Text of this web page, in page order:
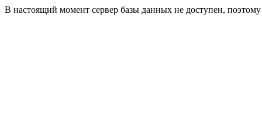
В настоящий момент сервер базы данных не доступен,